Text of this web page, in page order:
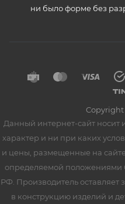
ни было форме без
Copyright
Данный интернет-сайт
характер и ни при каких
и цены, размещенные на
определяемой положениями
РФ. Производитель оставляет
в конструкцию изделий и